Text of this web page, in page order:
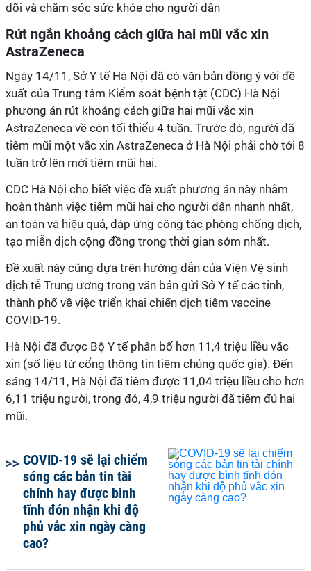
dõi và chăm sóc sức khỏe cho người dân
Rút ngắn khoảng cách giữa hai mũi vắc xin
AstraZeneca
Ngày 14/11, Sở Y tế Hà Nội đã có văn bản đồng ý với đề
xuất của Trung tâm Kiểm soát bệnh tật (CDC) Hà Nội
phương án rút khoảng cách giữa hai mũi vắc xin
AstraZeneca về còn tối thiểu 4 tuần. Trước đó, người đã
tiêm mũi một vắc xin AstraZeneca ở Hà Nội phải chờ tới 8
tuần trở lên mới tiêm mũi hai.
CDC Hà Nội cho biết việc đề xuất phương án này nhằm
hoàn thành việc tiêm mũi hai cho người dân nhanh nhất,
an toàn và hiệu quả, đáp ứng công tác phòng chống dịch,
tạo miễn dịch cộng đồng trong thời gian sớm nhất.
Đề xuất này cũng dựa trên hướng dẫn của Viện Vệ sinh
dịch tễ Trung ương trong văn bản gửi Sở Y tế các tỉnh,
thành phố về việc triển khai chiến dịch tiêm vaccine
COVID-19.
Hà Nội đã được Bộ Y tế phân bố hơn 11,4 triệu liều vắc
xin (số liệu từ cổng thông tin tiêm chủng quốc gia). Đến
sáng 14/11, Hà Nội đã tiêm được 11,04 triệu liều cho hơn
6,11 triệu người, trong đó, 4,9 triệu người đã tiêm đủ hai
mũi.
COVID-19 sẽ lại chiếm
sóng các bản tin tài
chính hay được bình
tĩnh đón nhận khi độ
phủ vắc xin ngày càng
cao?